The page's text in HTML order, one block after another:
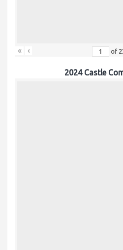
« ‹ of
2024 Castle